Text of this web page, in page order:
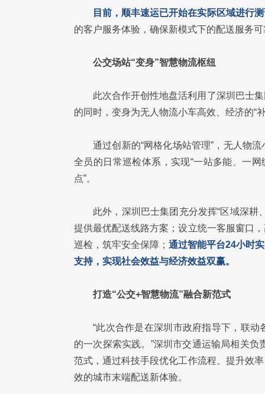
目前，顺丰速运已开始在实际区域进行
的客户服务体验，确保新模式下的配送服务
公交场站“变身”智慧物流枢纽
此次合作开创性地盘活利用了深圳巴士
的同时，变身为无人物流小车高效、经济的“
通过创新的“网格化场站管理”，无人物
全员的日常巡检体系，实现“一站多能、一
点”。
此外，深圳巴士集团充分发挥“区域深
提供最优配送线路方案；设立统一客服窗口
巡检，筑牢安全保障； 通过智能平台24小时
支持，实现社会效益与经济效益双赢。
打造“公交+智慧物流”融合新范式
“此次合作是在深圳市政府指导下，联
的一次探索实践。”深圳市交通运输局相关负
范式，通过科技手段优化工作流程、提升效
效的城市末端配送新体验。